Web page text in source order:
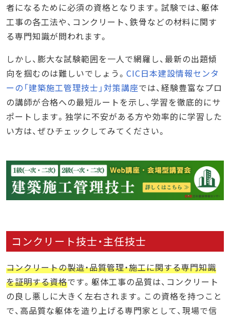
者になるために必須の資格となります。試験では、躯体
工事の各工法や、コンクリート、鉄骨などの材料に関す
る専門知識が問われます。
しかし、膨大な試験範囲を一人で網羅し、最新の出題傾
向を掴むのは難しいでしょう。 CIC日本建設情報センタ
ーの「建築施工管理技士」対策講座では、経験豊富なプロ
の講師が合格への最短ルートを示し、学習を徹底的にサ
ポートします。独学に不安がある方や効率的に学習した
い方は、ぜひチェックしてみてください。
コンクリート技士・主任技士
コンクリートの製造・品質管理・施工に関する専門知識
を証明する資格です。躯体工事の品質は、コンクリート
の良し悪しに大きく左右されます。この資格を持つこと
で、高品質な躯体を造り上げる専門家として、現場で信